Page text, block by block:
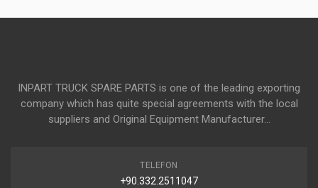
INPART TRUCK SPARE PARTS is one of the leading exporting
company which has quite special agreements with the local
suppliers and Original Equipment Manufacturer...
TELEFON
+90.332.2511047